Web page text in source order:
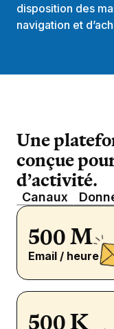
disposition des
navigation et
Une
conçue
d’activité.
Canaux
500 M
Email / heure
500 K